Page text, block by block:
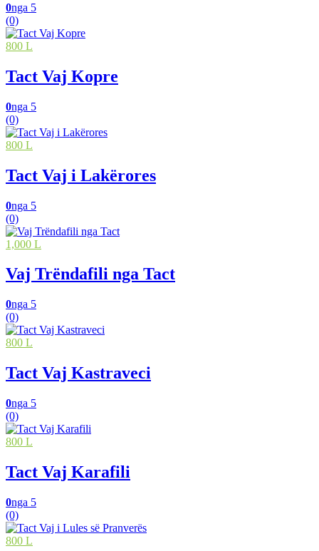
0nga 5
(0)
800 L
Tact Vaj Kopre
0nga 5
(0)
800 L
Tact Vaj i Lakërores
0nga 5
(0)
1,000 L
Vaj Trëndafili nga Tact
0nga 5
(0)
800 L
Tact Vaj Kastraveci
0nga 5
(0)
800 L
Tact Vaj Karafili
0nga 5
(0)
800 L